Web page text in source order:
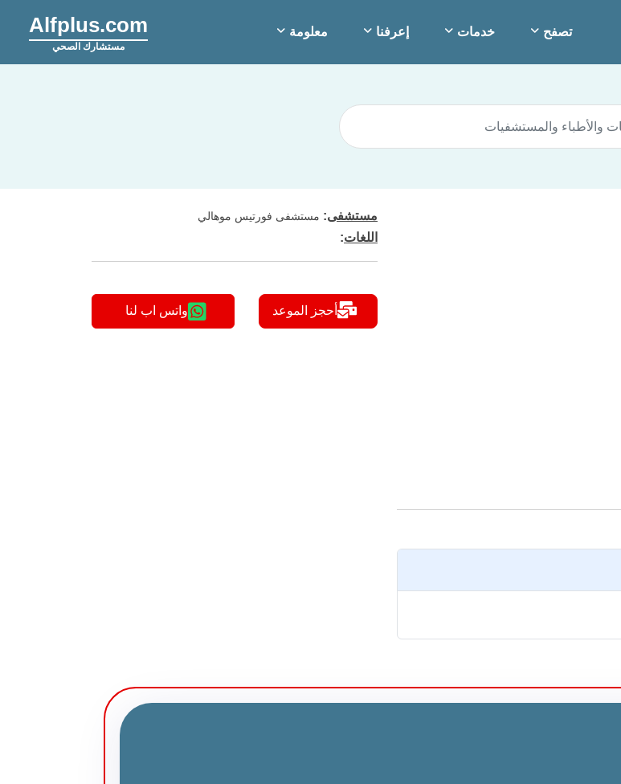
Alfplus.com
مستشارك الصحي
تصفح خدمات إعرفنا معلومة
مستشفى: مستشفى فورتيس موهالي
اللغات:
أحجز الموعد واتس اب لنا